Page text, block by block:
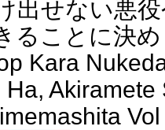
出せない悪
ることに決
Kara
Akiramete